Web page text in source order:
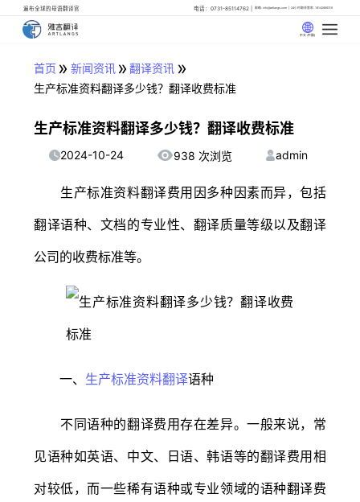
遍布全球的母语翻译官 电话：0731-85114762 邮箱: info@artlangs.com 24小时翻译管家: 18142666316
中文 (中国)
首页 » 新闻资讯» 翻译资讯 »
生产标准资料翻译多少钱？翻译收费标准
生产标准资料翻译多少钱？翻译收费标准
2024-10-24 938 次浏览 admin
生产标准资料翻译费用因多种因素而异，包括
翻译语种、文档的专业性、翻译质量等级以及翻译
公司的收费标准等。
一、 生产标准资料翻译语种
不同语种的翻译费用存在差异。一般来说，常
见语种如英语、中文、日语、韩语等的翻译费用相
对较低，而一些稀有语种或专业领域的语种翻译费